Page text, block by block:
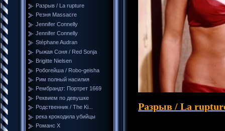
Разрыв / La rupture
Резня Massacre
Jennifer Connelly
Jennifer Connelly
Stéphane Audran
Рыжая Соня / Red Sonja
Brigitte Nielsen
Робогейша / Robo-geisha
Рим полный насилия
Рембрандт: Портрет 1669
Реквием по девушке
Родственник / The Ki...
река крокодила убийцы
Романс Х
Разрыв / La